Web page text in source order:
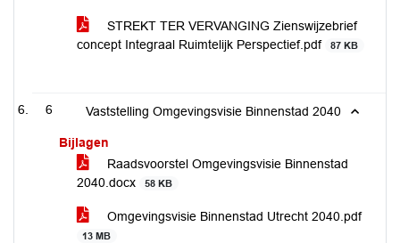
STREKT TER VERVANGING Zienswijzebrief
concept Integraal Ruimtelijk Perspectief.pdf
87 KB
6 Vaststelling Omgevingsvisie Binnenstad 2040
Bijlagen
Raadsvoorstel Omgevingsvisie Binnenstad
2040.docx
58 KB
Omgevingsvisie Binnenstad Utrecht 2040.pdf
13 MB